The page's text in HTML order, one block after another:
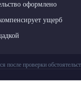
оформлено
ущерб
после проверки